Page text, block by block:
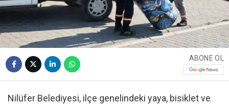
ABONE OL
Nilüfer Belediyesi, ilçe genelindeki yaya, bisiklet ve